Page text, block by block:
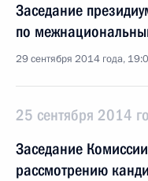
Заседание
по
29 сентября 2014 года,
25 сентября 2014
Заседание
рассмотрению